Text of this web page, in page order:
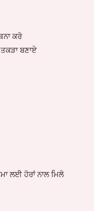
ਕਰੋ
ਬਣਾਏ
ਲਈ ਹੋਰਾਂ ਨਾਲ ਮਿਲੋ